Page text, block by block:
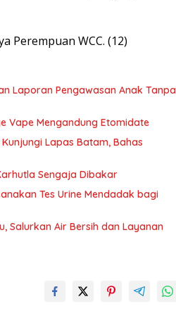
Perempuan WCC. (12)
Laporan Pengawasan Anak Tanpa
Vape Mengandung Etomidate
Lapas Batam, Bahas
Sengaja Dibakar
Tes Urine Mendadak bagi
Salurkan Air Bersih dan Layanan